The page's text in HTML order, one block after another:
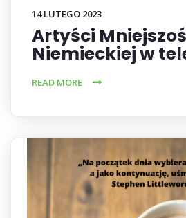
14 LUTEGO 2023
Artyści
Niemieckiej w
READ MORE